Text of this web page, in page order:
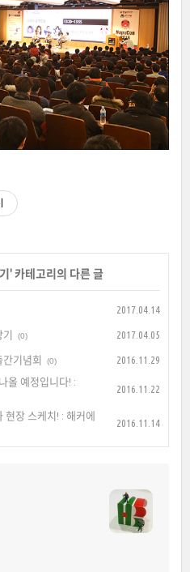
' 카테고리의 다른 글
2017.04.14
(0) 2017.04.05
기념회 (0)
2016.11.29
올 예정입니다! :
2016.11.22
장 스케치! : 해커에
2016.11.14